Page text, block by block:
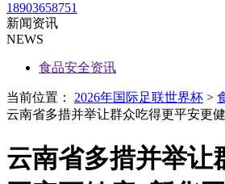
18903658751
新闻资讯
NEWS
食品安全资讯
当前位置： 2026年国际足联世界杯 >
云南省多措并举让群众吃得更平安更
云南省多措并举让